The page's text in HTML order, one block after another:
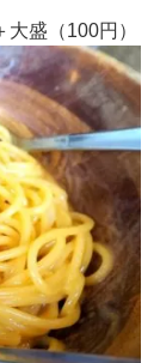
盛（100円）